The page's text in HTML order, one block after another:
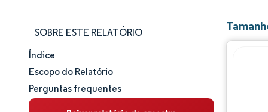
SOBRE ESTE RELATÓRIO
Tamanho e participação de mercado
Análise de mercado
Índice
Escopo do Relatório
Perguntas frequentes